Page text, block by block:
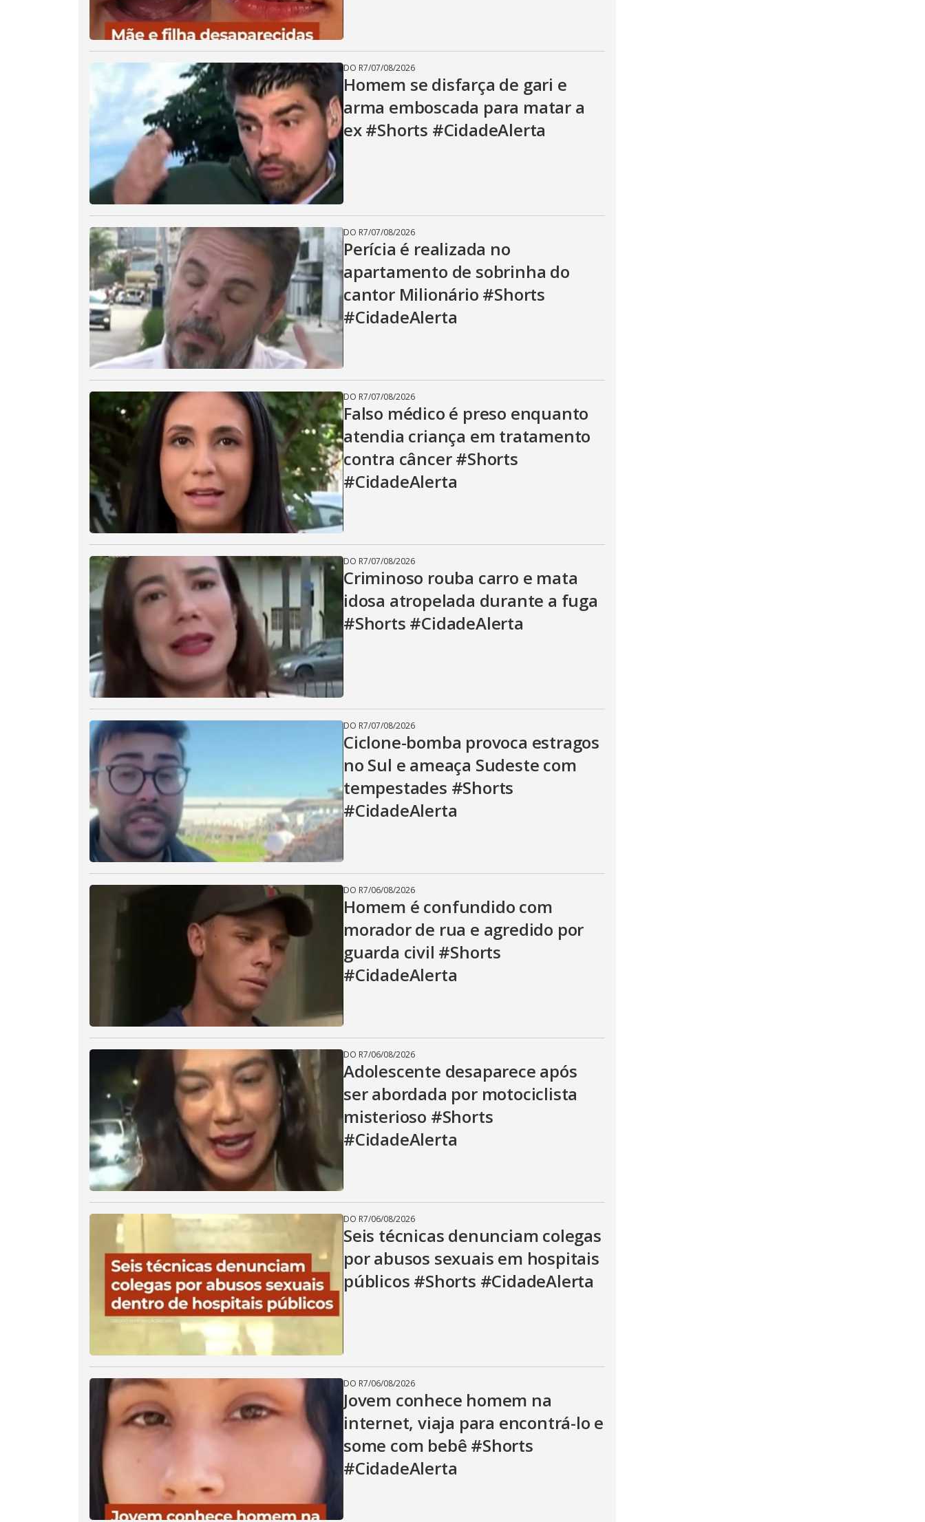
DO R7/07/08/2026
Homem se disfarça de gari e
arma emboscada para matar a
ex #Shorts #CidadeAlerta
DO R7/07/08/2026
Perícia é realizada no
apartamento de sobrinha do
cantor Milionário #Shorts
#CidadeAlerta
DO R7/07/08/2026
Falso médico é preso enquanto
atendia criança em tratamento
contra câncer #Shorts
#CidadeAlerta
DO R7/07/08/2026
Criminoso rouba carro e mata
idosa atropelada durante a fuga
#Shorts #CidadeAlerta
DO R7/07/08/2026
Ciclone-bomba provoca estragos
no Sul e ameaça Sudeste com
tempestades #Shorts
#CidadeAlerta
DO R7/06/08/2026
Homem é confundido com
morador de rua e agredido por
guarda civil #Shorts
#CidadeAlerta
DO R7/06/08/2026
Adolescente desaparece após
ser abordada por motociclista
misterioso #Shorts
#CidadeAlerta
DO R7/06/08/2026
Seis técnicas denunciam colegas
por abusos sexuais em hospitais
públicos #Shorts #CidadeAlerta
DO R7/06/08/2026
Jovem conhece homem na
internet, viaja para encontrá-lo e
some com bebê #Shorts
#CidadeAlerta